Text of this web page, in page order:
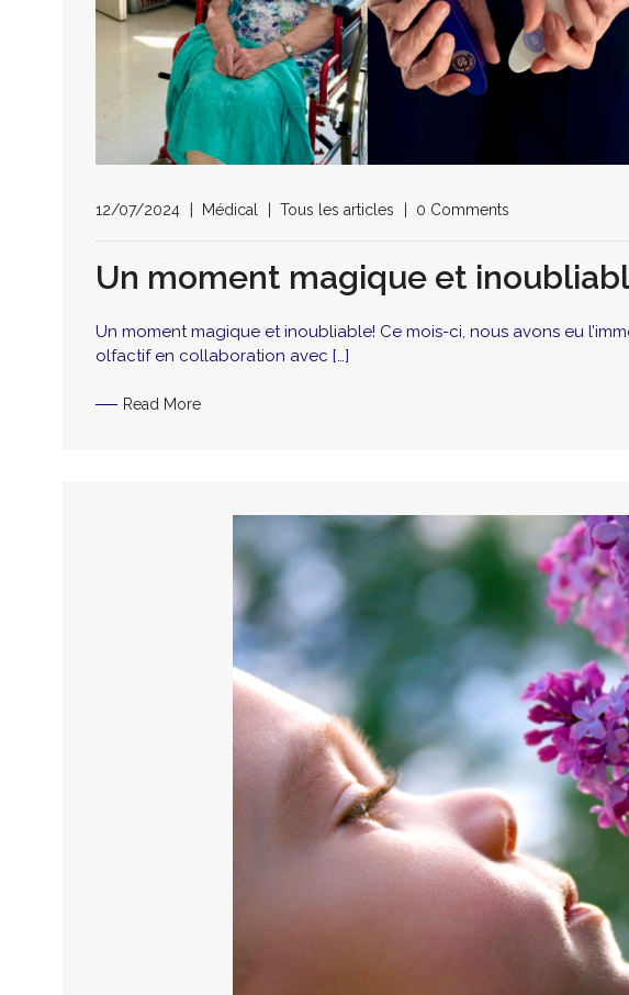
12/07/2024 Médical Tous les articles 0 Comments
Un moment magique et
Un moment magique et inoubliable! Ce mois-ci, nous avons eu
olfactif en collaboration avec […]
Read More